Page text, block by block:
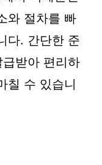
와 절차를 빠
다. 간단한 준
받아 편리하
칠 수 있습니